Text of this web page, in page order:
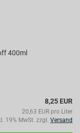
400ml
8,25 EUR
20,63 EUR pro Liter
19% MwSt. zzgl. Versand